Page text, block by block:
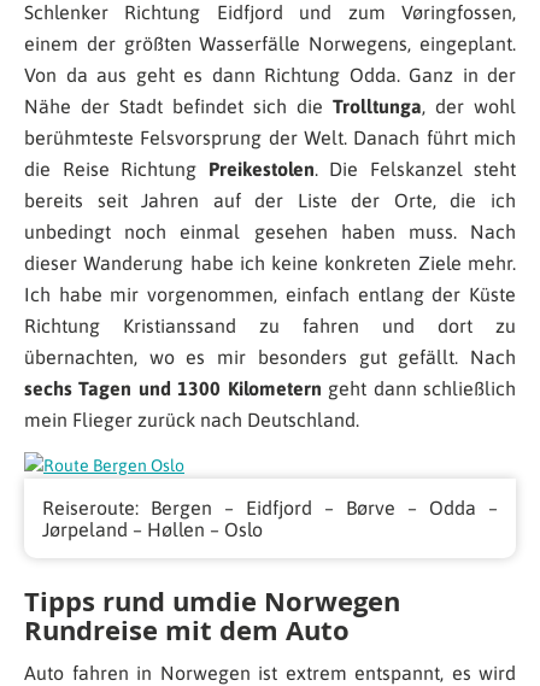
Schlenker Richtung Eidfjord und zum Vøringfossen,
einem der größten Wasserfälle Norwegens, eingeplant.
Von da aus geht es dann Richtung Odda. Ganz in der
Nähe der Stadt befindet sich die Trolltunga, der wohl
berühmteste Felsvorsprung der Welt. Danach führt mich
die Reise Richtung Preikestolen. Die Felskanzel steht
bereits seit Jahren auf der Liste der Orte, die ich
unbedingt noch einmal gesehen haben muss. Nach
dieser Wanderung habe ich keine konkreten Ziele mehr.
Ich habe mir vorgenommen, einfach entlang der Küste
Richtung Kristianssand zu fahren und dort zu
übernachten, wo es mir besonders gut gefällt. Nach
sechs Tagen und 1300 Kilometern geht dann schließlich
mein Flieger zurück nach Deutschland.
Reiseroute: Bergen – Eidfjord – Børve – Odda –
Jørpeland – Høllen – Oslo
Tipps rund umdie Norwegen
Rundreise mit dem Auto
Auto fahren in Norwegen ist extrem entspannt, es wird